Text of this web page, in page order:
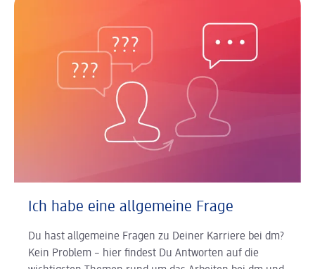
Ich habe eine allgemeine Frage
Du hast allgemeine Fragen zu Deiner Karriere bei dm?
Kein Problem – hier findest Du Antworten auf die